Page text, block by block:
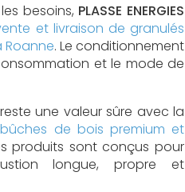
besoins, PLASSE ENERGIES
et livraison de granulés
. Le conditionnement
et le mode de
une valeur sûre avec la
de bois premium et
produits sont conçus pour
longue, propre et